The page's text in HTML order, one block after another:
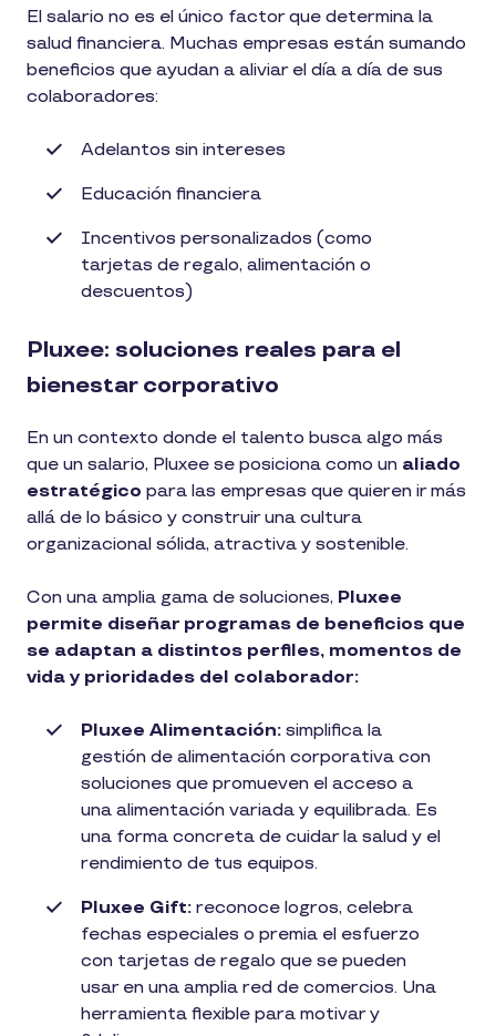
El salario no es el único factor que determina la
salud financiera. Muchas empresas están sumando
beneficios que ayudan a aliviar el día a día de sus
colaboradores:
Adelantos sin intereses
Educación financiera
Incentivos personalizados (como
tarjetas de regalo, alimentación o
descuentos)
Pluxee: soluciones reales para el
bienestar corporativo
En un contexto donde el talento busca algo más
que un salario, Pluxee se posiciona como un aliado
estratégico para las empresas que quieren ir más
allá de lo básico y construir una cultura
organizacional sólida, atractiva y sostenible.
Con una amplia gama de soluciones, Pluxee
permite diseñar programas de beneficios que
se adaptan a distintos perfiles, momentos de
vida y prioridades del colaborador:
Pluxee Alimentación: simplifica la
gestión de alimentación corporativa con
soluciones que promueven el acceso a
una alimentación variada y equilibrada. Es
una forma concreta de cuidar la salud y el
rendimiento de tus equipos.
Pluxee Gift: reconoce logros, celebra
fechas especiales o premia el esfuerzo
con tarjetas de regalo que se pueden
usar en una amplia red de comercios. Una
herramienta flexible para motivar y